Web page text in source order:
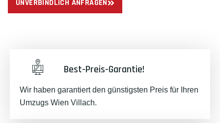
UNVERBINDLICH ANFRAGEN
Best-Preis-Garantie!
Wir haben garantiert den günstigsten Preis für Ihren
Umzugs Wien Villach.